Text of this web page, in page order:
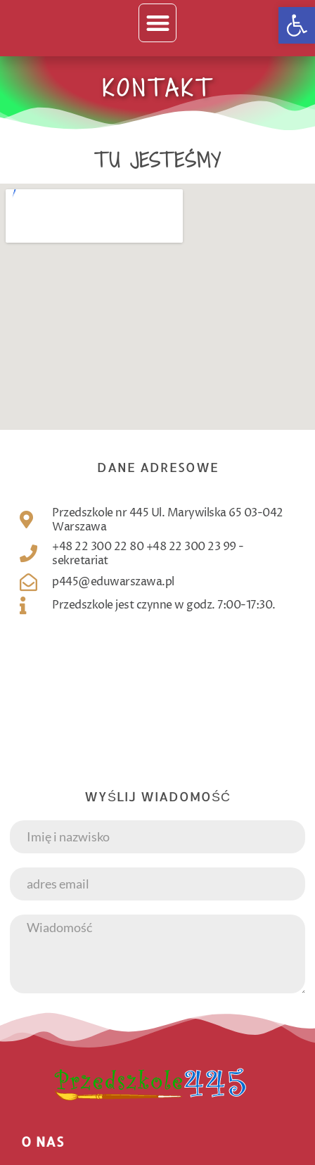
KONTAKT
TU JESTEŚMY
DANE ADRESOWE
Przedszkole nr 445 Ul. Marywilska 65 03-042
Warszawa
+48 ‎22 300 22 80 +48 22 300 23 99 -
sekretariat
p445@eduwarszawa.pl
Przedszkole jest czynne w godz. 7:00-17:30.
WYŚLIJ WIADOMOŚĆ
Wyślij wiadomość
O NAS